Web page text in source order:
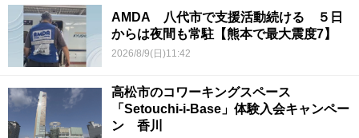
AMDA 八代市で支援活動続ける ５日
からは夜間も常駐【熊本で最大震度7】
2026/8/9(日)11:42
高松市のコワーキングスペース
「Setouchi-i-Base」体験入会キャンペー
ン 香川